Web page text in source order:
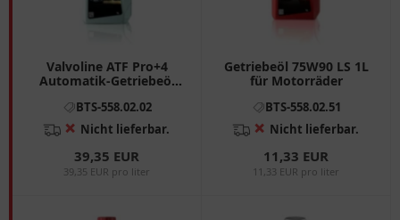
Valvoline ATF Pro+4
Automatik-Getriebeöl
BTS-558.02.02
❌ Nicht lieferbar.
39,35 EUR
39,35 EUR pro liter
Getriebeöl 75W90 LS 1L
für Motorräder
BTS-558.02.51
❌ Nicht lieferbar.
11,33 EUR
11,33 EUR pro liter